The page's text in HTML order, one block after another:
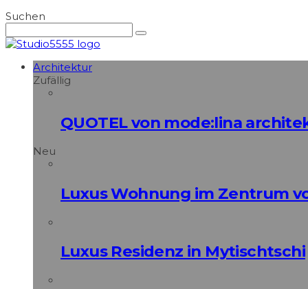
Suchen
Architektur
Zufällig
QUOTEL von mode:lina
Neu
Luxus Wohnung im Zentrum
Luxus Residenz in Mytischtschi